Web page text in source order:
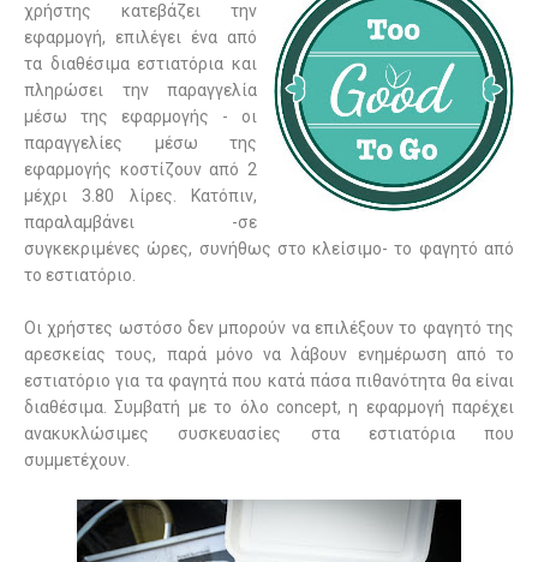
χρήστης κατεβάζει την
εφαρμογή, επιλέγει ένα από
τα διαθέσιμα εστιατόρια και
πληρώσει την παραγγελία
μέσω της εφαρμογής - οι
παραγγελίες μέσω της
εφαρμογής κοστίζουν από 2
μέχρι 3.80 λίρες. Κατόπιν,
παραλαμβάνει -σε
συγκεκριμένες ώρες, συνήθως στο κλείσιμο- το φαγητό από
το εστιατόριο.
Οι χρήστες ωστόσο δεν μπορούν να επιλέξουν το φαγητό της
αρεσκείας τους, παρά μόνο να λάβουν ενημέρωση από το
εστιατόριο για τα φαγητά που κατά πάσα πιθανότητα θα είναι
διαθέσιμα. Συμβατή με το όλο concept, η εφαρμογή παρέχει
ανακυκλώσιμες συσκευασίες στα εστιατόρια που
συμμετέχουν.